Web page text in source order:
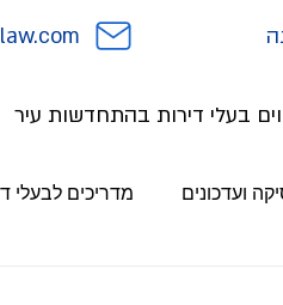
בעלי דירות בהתחדשות עיר
ועדכונים מדריכים לבעלי